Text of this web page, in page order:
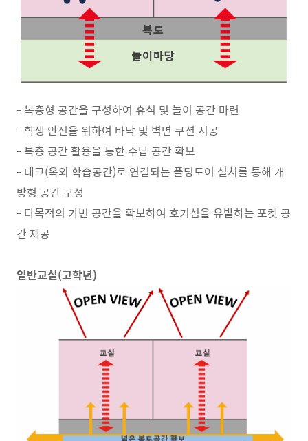
- 복층형 공간을 구성하여 휴식 및 놀이 공간 마련
- 학생 안전을 위하여 바닥 및 벽면 쿠션 시공
- 복층 공간 활용을 통한 수납 공간 확보
- 데크(옥외 학습공간)로 연결되는 폴딩도어 설치를 통해 개
방형 공간 구성
- 다목적의 가변 공간을 확보하여 호기심을 유발하는 포켓 공
간 제공
일반교실(고학년)